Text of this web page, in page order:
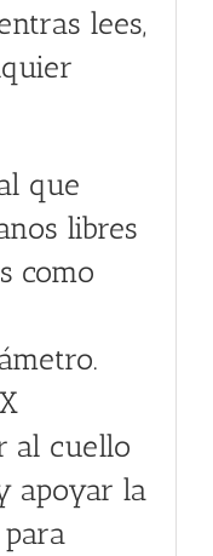
lees,
que
libres
como
al cuello
apoyar la